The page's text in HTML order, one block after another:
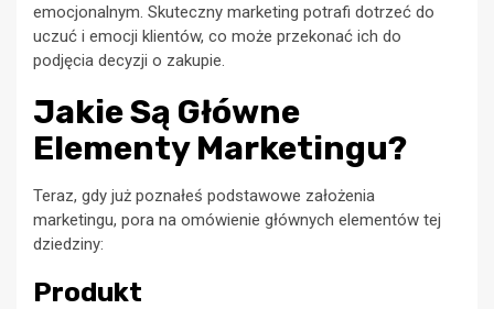
emocjonalnym. Skuteczny marketing potrafi dotrzeć do
uczuć i emocji klientów, co może przekonać ich do
podjęcia decyzji o zakupie.
Jakie Są Główne
Elementy Marketingu?
Teraz, gdy już poznałeś podstawowe założenia
marketingu, pora na omówienie głównych elementów tej
dziedziny:
Produkt